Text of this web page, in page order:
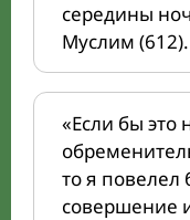
середины
Муслим (612).
«Если бы это
то я повелел
совершение